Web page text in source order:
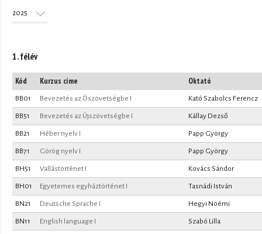
Meghirdetés éve
Év
1. félév
Kód Kurzus címe Oktató
BB01 Bevezetés az Ószövetségbe I Kató Szabolcs Ferencz
BB51 Bevezetés az Újszövetségbe I Kállay Dezső
BB21 Héber nyelv I Papp György
BB71 Görög nyelv I Papp György
BH51 Vallástörténet I Kovács Sándor
BH01 Egyetemes egyháztörténet I Tasnádi István
BN21 Deutsche Sprache I Hegyi Noémi
BN11 English language I Szabó Lilla